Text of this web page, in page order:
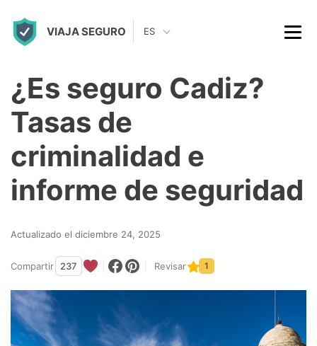
VIAJA SEGURO ES
¿Es seguro Cadiz?
Tasas de
criminalidad e
informe de seguridad
Actualizado el diciembre 24, 2025
Compartir 237 Revisar 1